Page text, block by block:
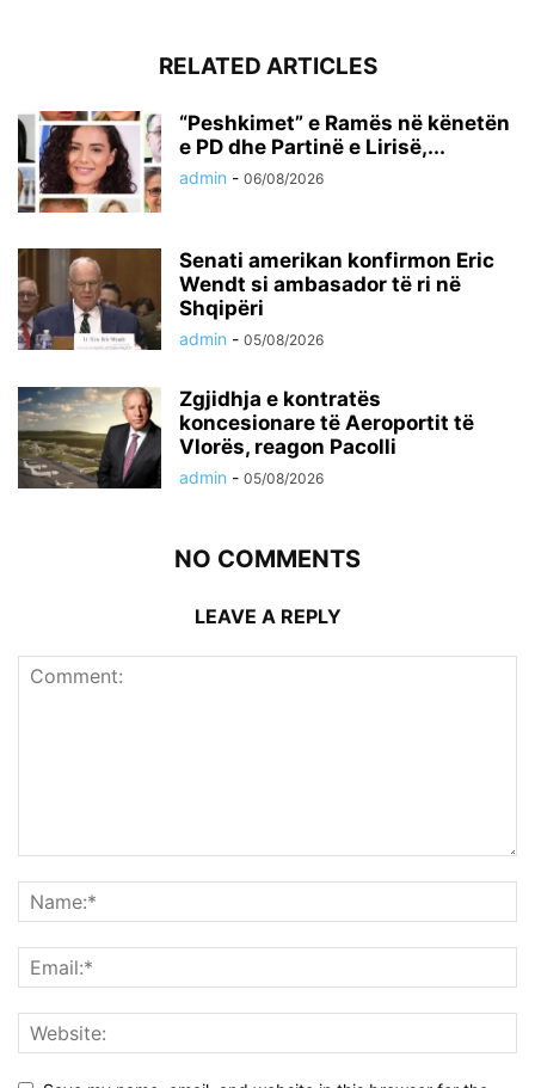
RELATED ARTICLES
“Peshkimet” e Ramës në kënetën
e PD dhe Partinë e Lirisë,...
admin - 06/08/2026
Senati amerikan konfirmon Eric
Wendt si ambasador të ri në
Shqipëri
admin - 05/08/2026
Zgjidhja e kontratës
koncesionare të Aeroportit të
Vlorës, reagon Pacolli
admin - 05/08/2026
NO COMMENTS
LEAVE A REPLY